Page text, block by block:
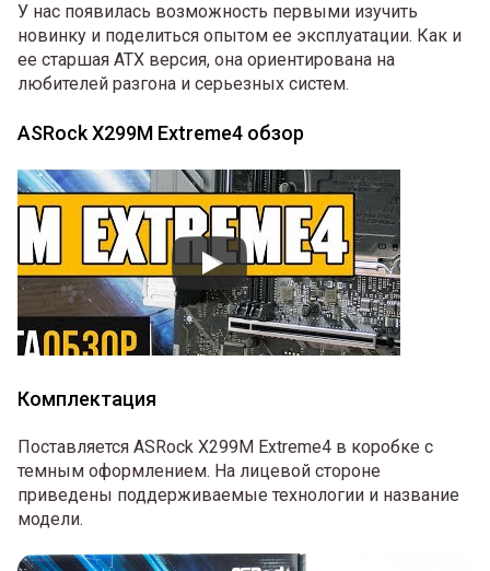
У нас появилась возможность первыми изучить
новинку и поделиться опытом ее эксплуатации. Как и
ее старшая ATX версия, она ориентирована на
любителей разгона и серьезных систем.
ASRock X299M Extreme4 обзор
Комплектация
Поставляется ASRock X299M Extreme4 в коробке с
темным оформлением. На лицевой стороне
приведены поддерживаемые технологии и название
модели.